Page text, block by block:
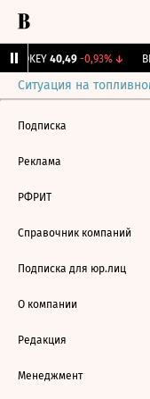
OKEY 40,49 -0,93%↓
Ситуация на
Подписка
Реклама
РФРИТ
Справочник компаний
Подписка для юр.лиц
О компании
Редакция
Менеджмент